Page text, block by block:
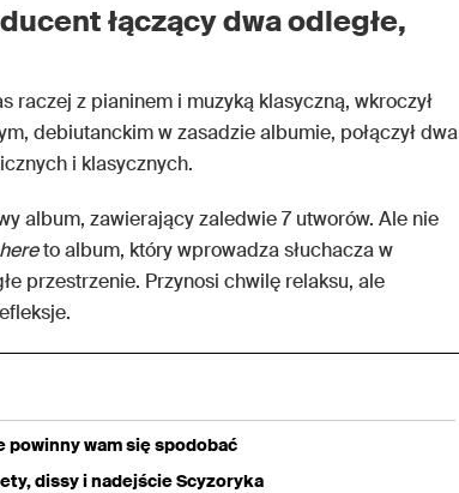
łączący dwa odległe,
raczej z pianinem i muzyką klasyczną, wkroczył
debiutanckim w zasadzie albumie, połączył dwa
i klasycznych.
album, zawierający zaledwie 7 utworów. Ale nie
to album, który wprowadza słuchacza w
przestrzenie. Przynosi chwilę relaksu, ale
powinny wam się spodobać
dissy i nadejście Scyzoryka